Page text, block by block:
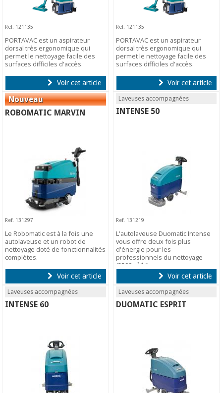
Ref. 121135
PORTAVAC est un aspirateur
dorsal très ergonomique qui
permet le nettoyage facile des
surfaces difficiles d'accès.
Voir cet article
Ref. 121135
PORTAVAC est un aspirateur
dorsal très ergonomique qui
permet le nettoyage facile des
surfaces difficiles d'accès.
Voir cet article
ROBOMATIC MARVIN
Ref. 131297
Le Robomatic est à la fois une
autolaveuse et un robot de
nettoyage doté de fonctionnalités
complètes.
Voir cet article
Laveuses accompagnées
INTENSE 50
Ref. 131219
L'autolaveuse Duomatic Intense
vous offre deux fois plus
d'énergie pour les
professionnels du nettoyage
(2500m²/h)!
Voir cet article
Laveuses accompagnées
INTENSE 60
Laveuses accompagnées
DUOMATIC ESPRIT